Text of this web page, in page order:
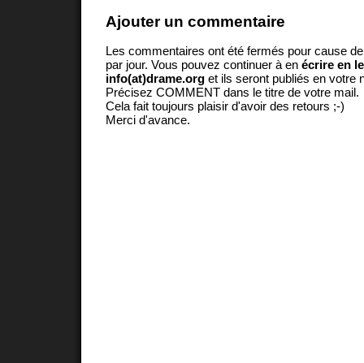
Ajouter un commentaire
Les commentaires ont été fermés pour cause
par jour. Vous pouvez continuer à en écrire en
info(at)drame.org et ils seront publiés en votre
Précisez COMMENT dans le titre de votre mail.
Cela fait toujours plaisir d'avoir des retours ;-)
Merci d'avance.